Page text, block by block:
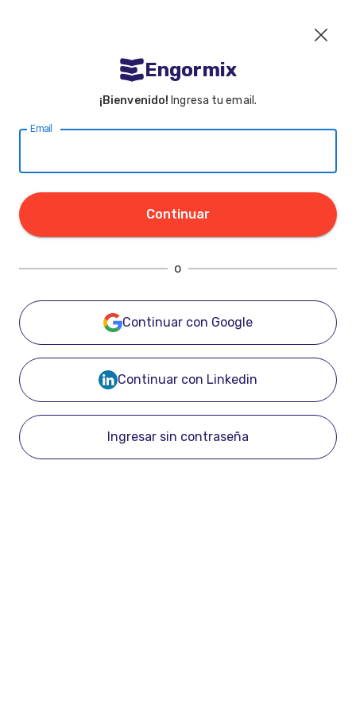
Engormix
¡Bienvenido! Ingresa tu email.
Email
Continuar
o
Continuar con Google
Continuar con Linkedin
Ingresar sin contraseña